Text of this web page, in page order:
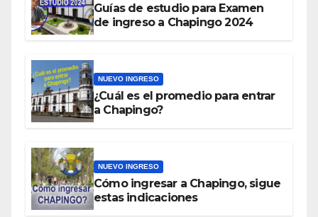
Guías de estudio para Examen
de ingreso a Chapingo 2024
NUEVO INGRESO
¿Cuál es el promedio para entrar
a Chapingo?
NUEVO INGRESO
Cómo ingresar a Chapingo, sigue
estas indicaciones